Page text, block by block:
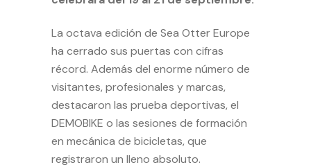
La octava edición de Sea Otter Europe
ha cerrado sus puertas con cifras
récord. Además del enorme número de
visitantes, profesionales y marcas,
destacaron las prueba deportivas, el
DEMOBIKE o las sesiones de formación
en mecánica de bicicletas, que
registraron un lleno absoluto.